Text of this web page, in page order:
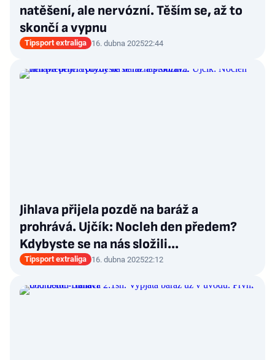
natěšení, ale nervózní. Těším se, až to
skončí a vypnu
Tipsport extraliga 16. dubna 202522:44
Jihlava přijela pozdě na baráž a
prohrává. Ujčík: Nocleh den předem?
Kdybyste se na nás složili...
Tipsport extraliga 16. dubna 202522:12